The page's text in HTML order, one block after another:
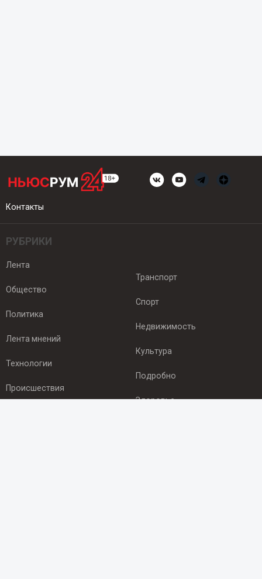
Контакты
РУБРИКИ
Лента
Общество
Политика
Лента мнений
Технологии
Происшествия
Транспорт
Спорт
Недвижимость
Культура
Подробно
Здоровье